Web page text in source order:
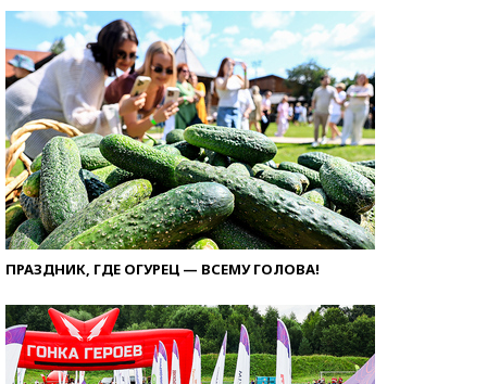
ПРАЗДНИК, ГДЕ ОГУРЕЦ — ВСЕМУ ГОЛОВА!